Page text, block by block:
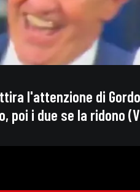
l'attenzione di
poi i due se la ridono